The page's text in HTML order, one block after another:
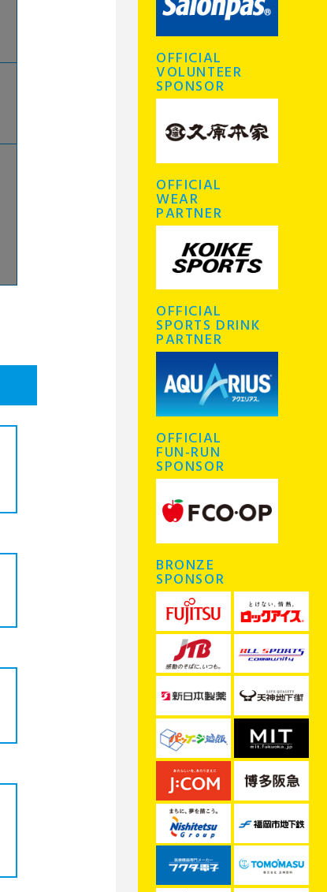
OFFICIAL
VOLUNTEER
SPONSOR
OFFICIAL
WEAR
PARTNER
OFFICIAL
SPORTS DRINK
PARTNER
OFFICIAL
FUN-RUN
SPONSOR
BRONZE
SPONSOR